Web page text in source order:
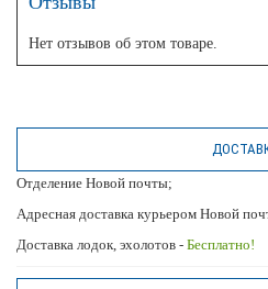
Нет отзывов об этом товаре.
Отделение Новой почты;
Адресная доставка курьером Новой
Доставка лодок, эхолотов - Бесплатно!